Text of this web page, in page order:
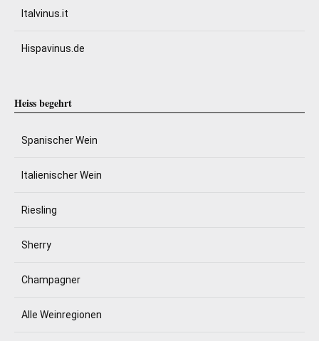
Italvinus.it
Hispavinus.de
Heiss begehrt
Spanischer Wein
Italienischer Wein
Riesling
Sherry
Champagner
Alle Weinregionen